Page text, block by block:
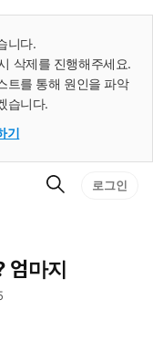
니다.
삭제를 진행해주세요.
트를 통해 원인을 파악
습니다.
기
검
로그인
엄마지